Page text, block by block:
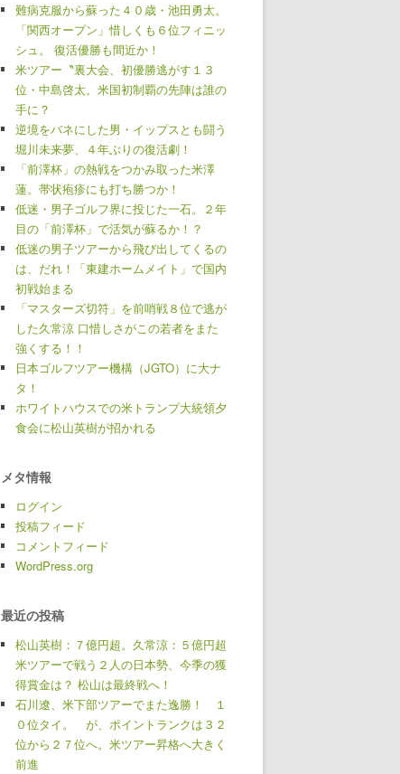
難病克服から蘇った４０歳・池田勇太。
「関西オープン」惜しくも６位フィニッ
シュ。 復活優勝も間近か！
米ツアー〝裏大会、初優勝逃がす１３
位・中島啓太。米国初制覇の先陣は誰の
手に？
逆境をバネにした男・イップスとも闘う
堀川未来夢、４年ぶりの復活劇！
「前澤杯」の熱戦をつかみ取った米澤
蓮。帯状疱疹にも打ち勝つか！
低迷・男子ゴルフ界に投じた一石。２年
目の「前澤杯」で活気が蘇るか！？
低迷の男子ツアーから飛び出してくるの
は、だれ！「東建ホームメイト」で国内
初戦始まる
「マスターズ切符」を前哨戦８位で逃が
した久常涼 口惜しさがこの若者をまた
強くする！！
日本ゴルフツアー機構（JGTO）に大ナ
タ！
ホワイトハウスでの米トランプ大統領夕
食会に松山英樹が招かれる
メタ情報
ログイン
投稿フィード
コメントフィード
WordPress.org
最近の投稿
松山英樹：７億円超。久常涼：５億円超
米ツアーで戦う２人の日本勢、今季の獲
得賞金は？ 松山は最終戦へ！
石川遼、米下部ツアーでまた逸勝！ １
０位タイ。 が、ポイントランクは３２
位から２７位へ。米ツアー昇格へ大きく
前進